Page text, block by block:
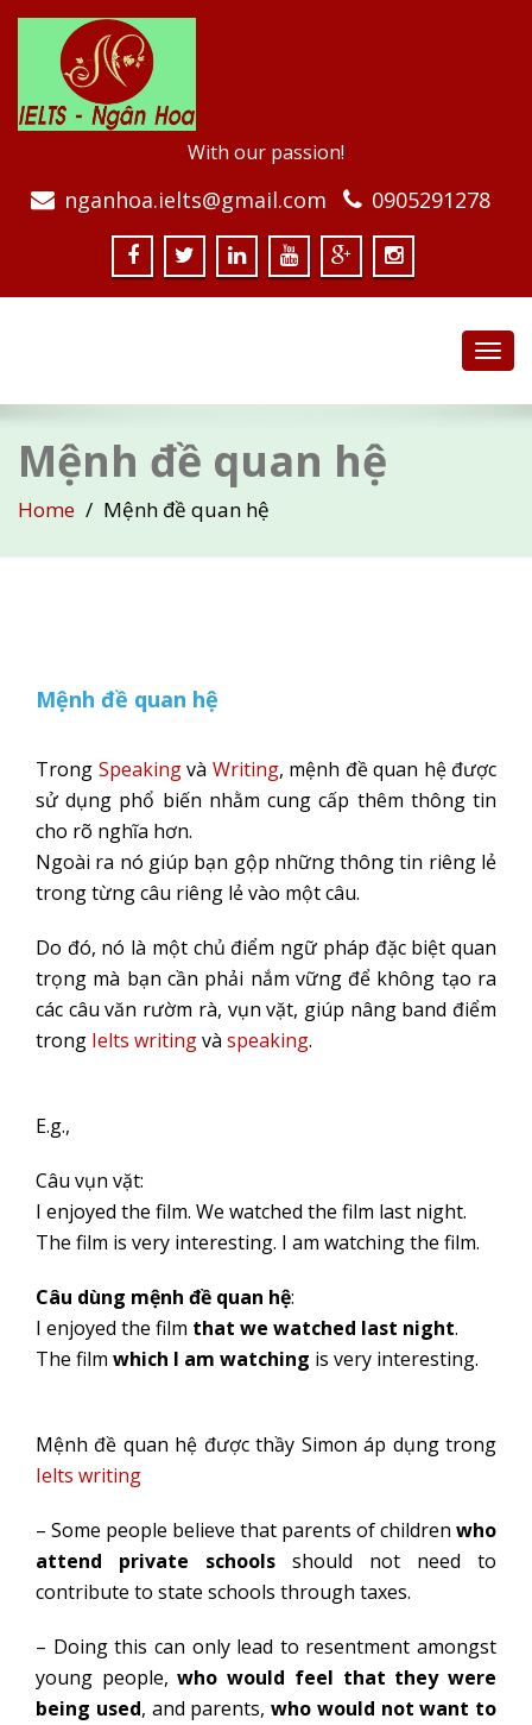
With our passion!
nganhoa.ielts@gmail.com 0905291278
Mệnh đề quan hệ
Home Mệnh đề quan hệ
Mệnh đề quan hệ
Trong Speakingvà Writing, mệnh đề quan hệ được
sử dụng phổ biến nhằm cung cấp thêm thông tin
cho rõ nghĩa hơn.
Ngoài ra nó giúp bạn gộp những thông tin riêng lẻ
trong từng câu riêng lẻ vào một câu.
Do đó, nó là một chủ điểm ngữ pháp đặc biệt quan
trọng mà bạn cần phải nắm vững để không tạo ra
các câu văn rườm rà, vụn vặt, giúp nâng band điểm
trong Ielts writingvà speaking.
E.g.,
Câu vụn vặt:
I enjoyed the film. We watched the film last night.
The film is very interesting. I am watching the film.
Câu dùng mệnh đề quan hệ:
I enjoyed the film that we watched last night.
The film which I am watching is very interesting.
Mệnh đề quan hệ được thầy Simon áp dụng trong
Ielts writing
– Some people believe that parents of children who
attend private schools should not need to
contribute to state schools through taxes.
– Doing this can only lead to resentment amongst
young people,who would feel that they were
being used, and parents, who would not want to